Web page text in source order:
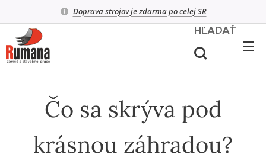
Doprava strojov je zdarma po celej SR
HĽADAŤ
Čo sa skrýva pod
krásnou záhradou?